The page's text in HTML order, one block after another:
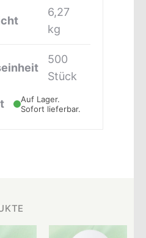
6,27
kg
500
Stück
Auf Lager.
Sofort lieferbar.